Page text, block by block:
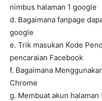
nimbus halaman 1 google
d. Bagaimana fanpage
google
e. Trik masukan Kode
pencaraian Facebook
f. Bagaimana
Chrome
g. Membuat akun